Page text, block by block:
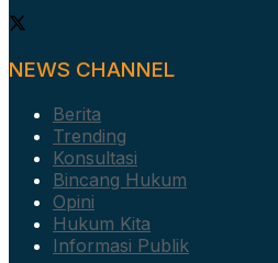
NEWS CHANNEL
Berita
Trending
Konsultasi
Bincang Hukum
Opini
Hukum Kita
Informasi Publik